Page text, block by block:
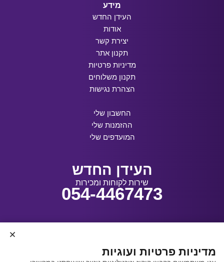
מידע
העידן החדש
אודות
יצירת קשר
תקנון אתר
מדיניות פרטיות
תקנון משלוחים
הצהרת נגישות
החשבון שלי
ההזמנות שלי
המועדפים שלי
העידן החדש
שירות לקוחות ומכירות
054-4467473
מדיניות פרטיות ועוגיות